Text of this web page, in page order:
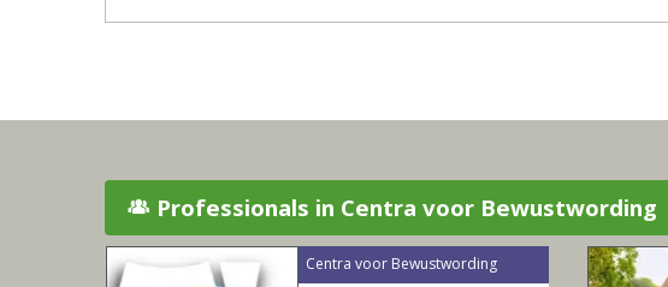
Professionals in Centra voor Bewustwording
Centra voor Bewustwording